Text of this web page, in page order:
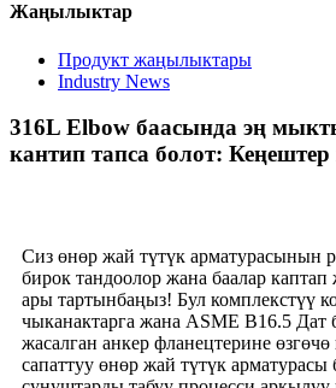
Жаңылыктар
Продукт жаңылыктары
Industry News
316L Elbow баасында эң
кантип тапса болот:
Сиз өнөр жай түтүк арматурасынын
бирок тандоолор жана баалар
ары тартынбаңыз! Бул комплекстүү
чыканактарга жана ASME B16.5 Дат
жасалган анкер фланецтерине
сапаттуу өнөр жай түтүк